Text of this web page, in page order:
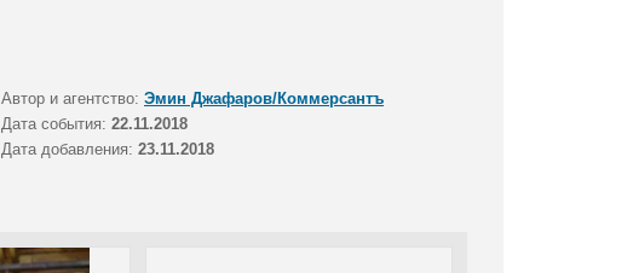
Автор и агентство: Эмин Джафаров/Коммерсантъ
Дата события: 22.11.2018
Дата добавления: 23.11.2018